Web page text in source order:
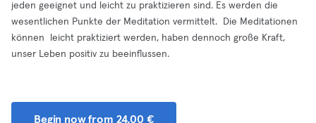
jeden geeignet und leicht zu praktizieren sind. Es werden die
wesentlichen Punkte der Meditation vermittelt. Die Meditationen
können leicht praktiziert werden, haben dennoch große Kraft,
unser Leben positiv zu beeinflussen.
Begin now from 24,00 €